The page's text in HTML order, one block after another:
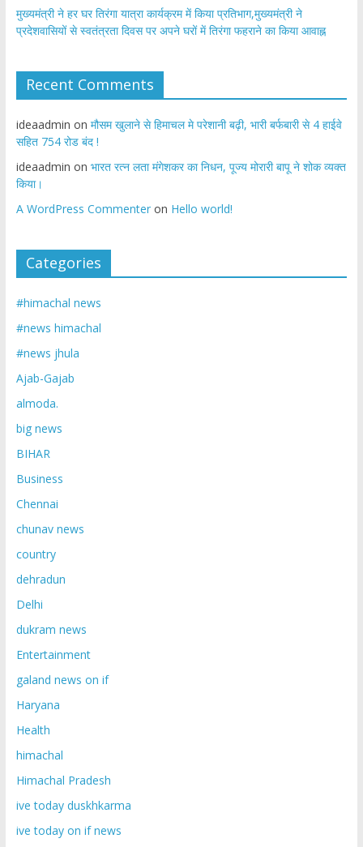
मुख्यमंत्री ने हर घर तिरंगा यात्रा कार्यक्रम में किया प्रतिभाग,मुख्यमंत्री ने
प्रदेशवासियों से स्वतंत्रता दिवस पर अपने घरों में तिरंगा फहराने का किया आवाह्न
Recent Comments
ideaadmin on मौसम खुलाने से हिमाचल मे परेशानी बढ़ी, भारी बर्फबारी से 4 हाईवे
सहित 754 रोड बंद !
ideaadmin on भारत रत्न लता मंगेशकर का निधन, पूज्य मोरारी बापू ने शोक व्यक्त
किया।
A WordPress Commenteron Hello world!
Categories
#himachal news
#news himachal
#news jhula
Ajab-Gajab
almoda.
big news
BIHAR
Business
Chennai
chunav news
country
dehradun
Delhi
dukram news
Entertainment
galand news on if
Haryana
Health
himachal
Himachal Pradesh
ive today duskhkarma
ive today on if news